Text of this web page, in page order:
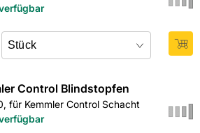
Control Blindstopfen
für Kemmler Control Schacht